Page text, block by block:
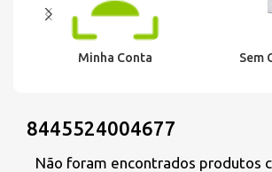
Minha Conta Sem
8445524004677
Não foram encontrados produtos